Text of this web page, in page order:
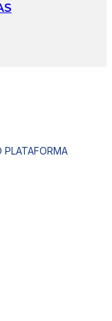
PLATAFORMA